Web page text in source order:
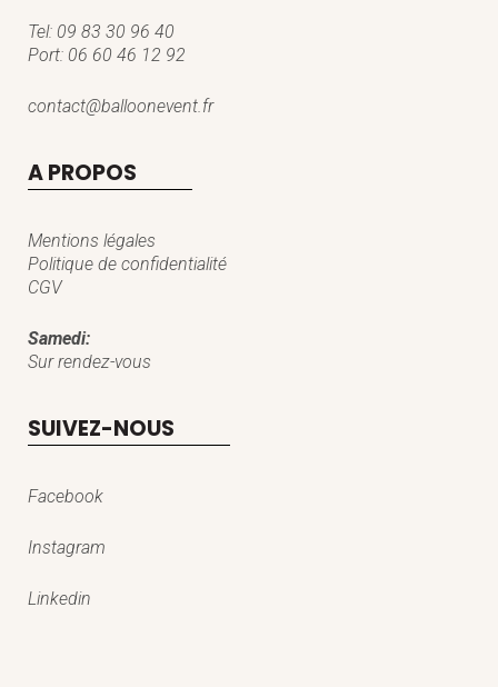
Tel: 09 83 30 96 40
Port: 06 60 46 12 92
contact@balloonevent.fr
A PROPOS
Mentions légales
Politique de confidentialité
CGV
Samedi:
Sur rendez-vous
SUIVEZ-NOUS
Facebook
Instagram
Linkedin